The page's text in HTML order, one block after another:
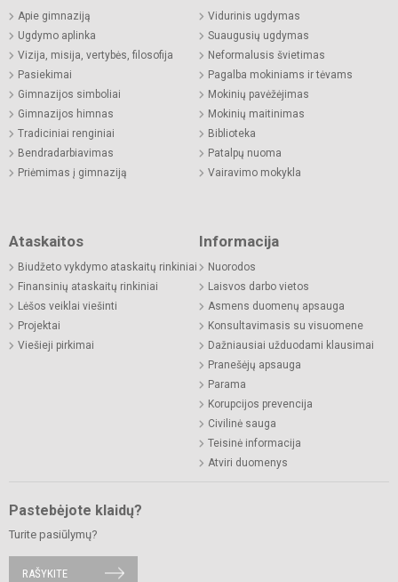
Apie gimnaziją
Ugdymo aplinka
Vizija, misija, vertybės, filosofija
Pasiekimai
Gimnazijos simboliai
Gimnazijos himnas
Tradiciniai renginiai
Bendradarbiavimas
Priėmimas į gimnaziją
Vidurinis ugdymas
Suaugusių ugdymas
Neformalusis švietimas
Pagalba mokiniams ir tėvams
Mokinių pavėžėjimas
Mokinių maitinimas
Biblioteka
Patalpų nuoma
Vairavimo mokykla
Ataskaitos
Biudžeto vykdymo ataskaitų rinkiniai
Finansinių ataskaitų rinkiniai
Lėšos veiklai viešinti
Projektai
Viešieji pirkimai
Informacija
Nuorodos
Laisvos darbo vietos
Asmens duomenų apsauga
Konsultavimasis su visuomene
Dažniausiai užduodami klausimai
Pranešėjų apsauga
Parama
Korupcijos prevencija
Civilinė sauga
Teisinė informacija
Atviri duomenys
Pastebėjote klaidų?
Turite pasiūlymų?
RAŠYKITE